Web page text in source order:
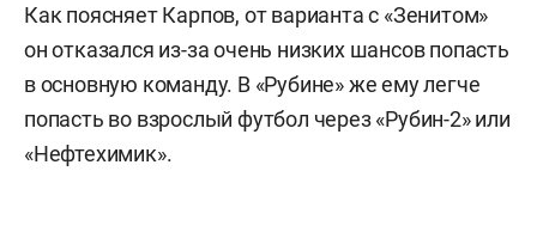
Как поясняет Карпов, от варианта с «Зенитом»
он отказался из-за очень низких шансов попасть
в основную команду. В «Рубине» же ему легче
попасть во взрослый футбол через «Рубин-2» или
«Нефтехимик».